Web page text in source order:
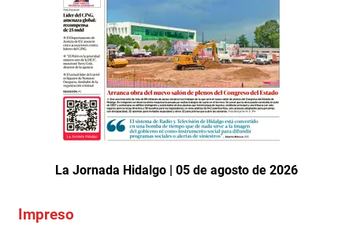
La Jornada Hidalgo | 05 de agosto de 2026
Impreso